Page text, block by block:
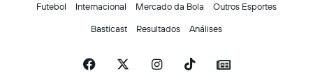
Futebol Internacional Mercado da Bola Outros Esportes
Basticast Resultados Análises
Facebook InstagramTikTokSiga-